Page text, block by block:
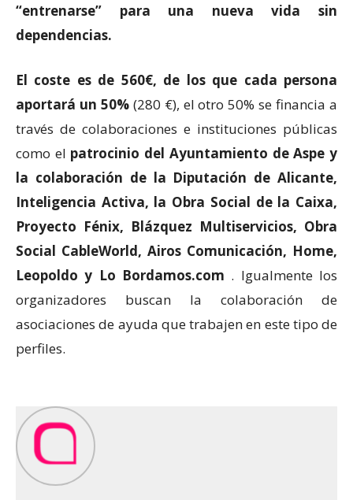
“entrenarse” para una nueva vida sin
dependencias.
El coste es de 560€, de los que cada persona
aportará un 50%(280 €), el otro 50% se financia a
través de colaboraciones e instituciones públicas
como el patrocinio del Ayuntamiento de Aspe y
la colaboración de la Diputación de Alicante,
Inteligencia Activa, la Obra Social de la Caixa,
Proyecto Fénix, Blázquez Multiservicios, Obra
Social CableWorld, Airos Comunicación, Home,
Leopoldo y Lo Bordamos.com . Igualmente los
organizadores buscan la colaboración de
asociaciones de ayuda que trabajen en este tipo de
perfiles.